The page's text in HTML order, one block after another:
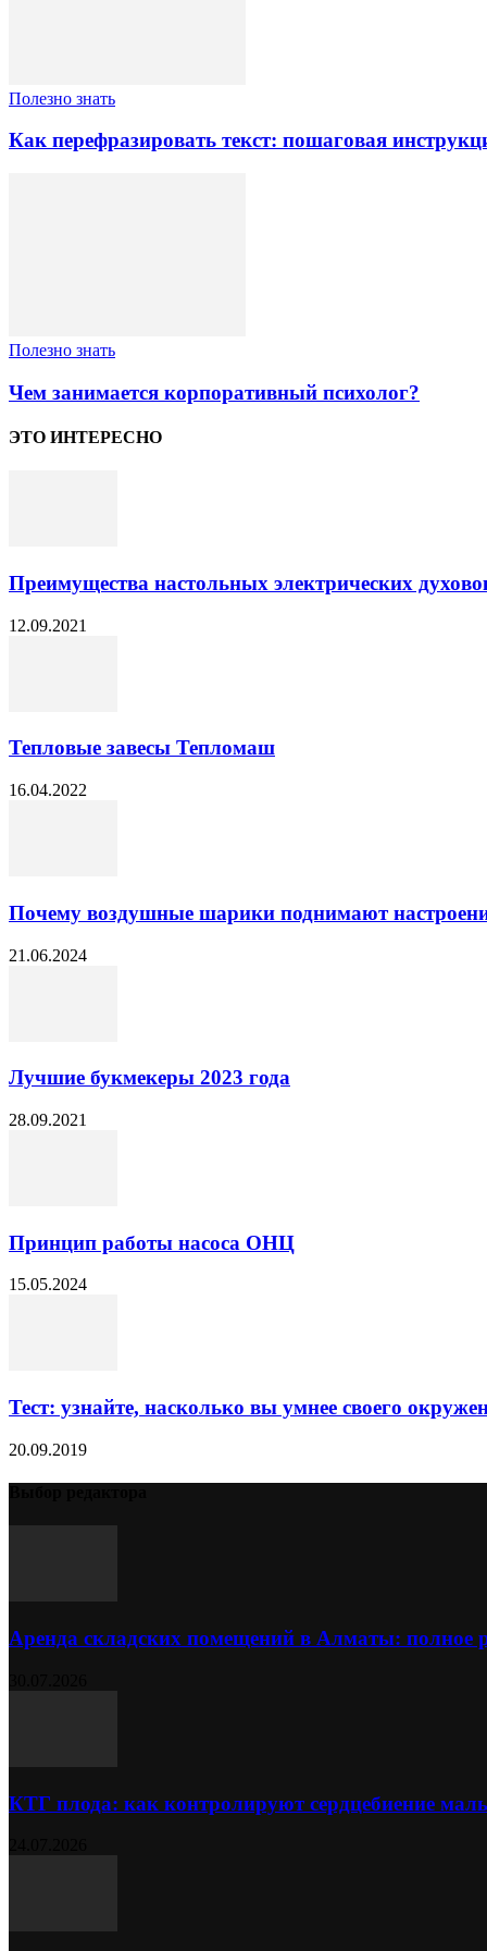
Полезно знать
Как перефразировать текст: пошаговая
Полезно знать
Чем занимается корпоративный психолог?
ЭТО ИНТЕРЕСНО
Преимущества настольных электрических
12.09.2021
Тепловые завесы Тепломаш
16.04.2022
Почему воздушные шарики поднимают
21.06.2024
Лучшие букмекеры 2023 года
28.09.2021
Принцип работы насоса ОНЦ
15.05.2024
Тест: узнайте, насколько вы умнее своего
20.09.2019
Аренда складских помещений в Алматы: полное
КТГ плода: как контролируют сердцебиение